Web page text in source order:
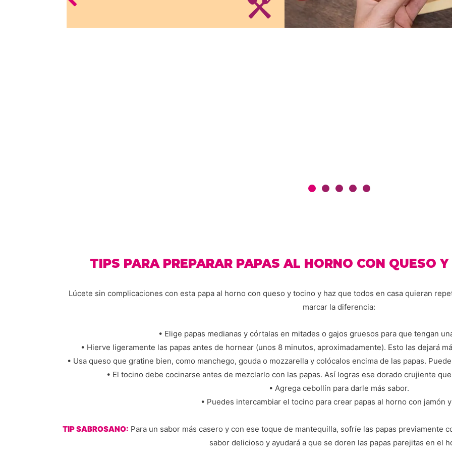
TIPS PARA PREPARAR PAPAS AL HORNO CON QUESO
Lúcete sin complicaciones con esta papa al horno con queso y tocino y haz que todos en casa quieran
marcar la diferencia:
• Elige papas medianas y córtalas en mitades o gajos gruesos para que tengan
• Hierve ligeramente las papas antes de hornear (unos 8 minutos, aproximadamente). Esto las dejará
• Usa queso que gratine bien, como manchego, gouda o mozzarella y colócalos encima de las papas.
• El tocino debe cocinarse antes de mezclarlo con las papas. Así logras ese dorado crujiente
• Agrega cebollín para darle más sabor.
• Puedes intercambiar el tocino para crear papas al horno con jamón
TIP SABROSANO: Para un sabor más casero y con ese toque de mantequilla, sofríe las papas previamente
sabor delicioso y ayudará a que se doren las papas parejitas en el